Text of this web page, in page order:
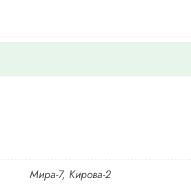
Мира-7, Кирова-2